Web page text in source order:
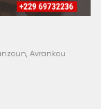
Avrankou